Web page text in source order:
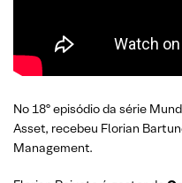
No 18º episódio da série
Asset, recebeu Florian
Management.